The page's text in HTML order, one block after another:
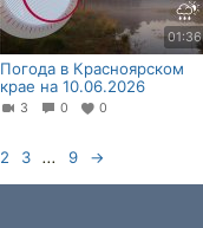
01:36
Погода в Красноярском
крае на 10.06.2026
3 0 0
2 3 ... 9 →